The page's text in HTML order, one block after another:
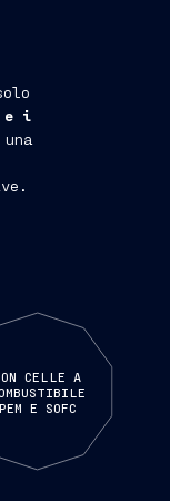
e i
CELLE A
PEM E SOFC